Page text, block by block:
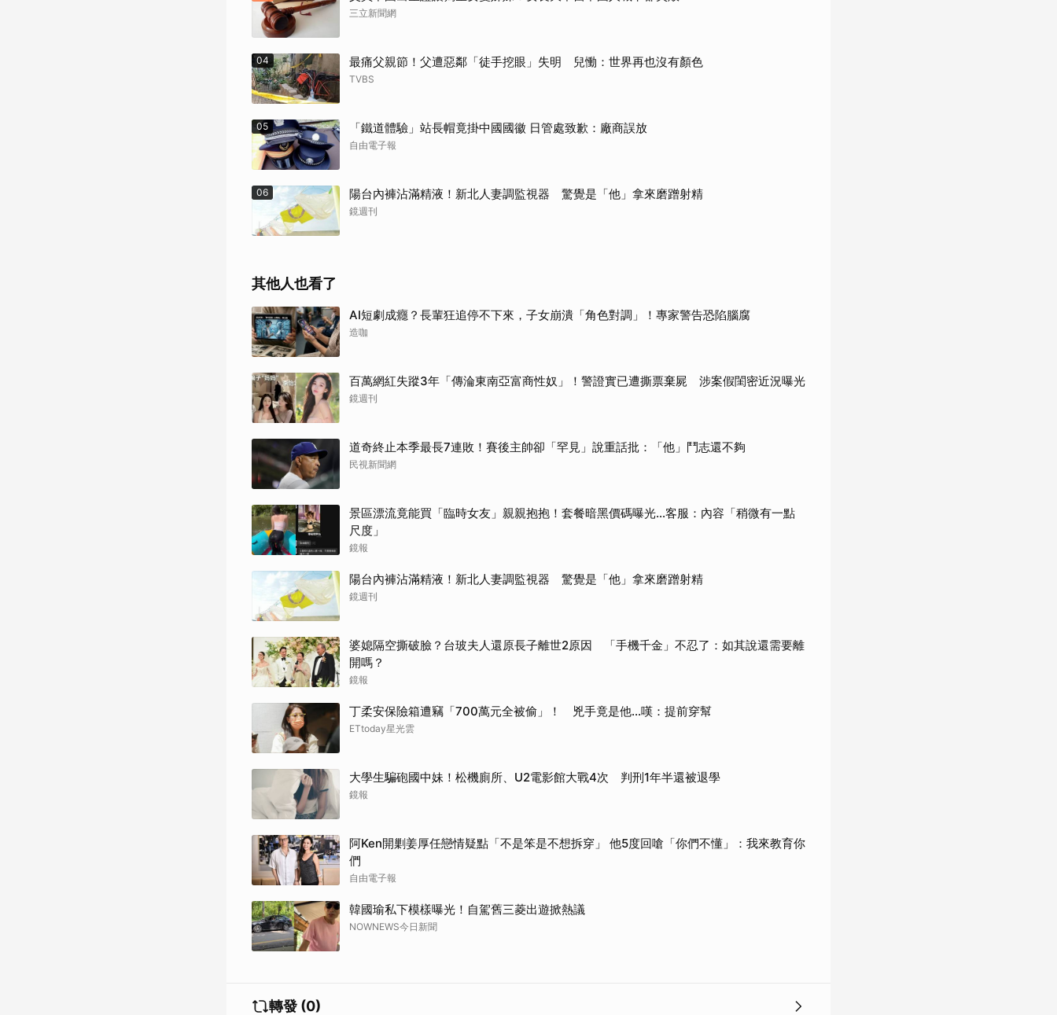
三立新聞網
04 最痛父親節！父遭惡鄰「徒手挖眼」失明 兒慟：世界再也沒有顏色
TVBS
05 「鐵道體驗」站長帽竟掛中國國徽 日管處致歉：廠商誤放
自由電子報
06 陽台內褲沾滿精液！新北人妻調監視器 驚覺是「他」拿來磨蹭射精
鏡週刊
其他人也看了
AI短劇成癮？長輩狂追停不下來，子女崩潰「角色對調」！專家警告恐陷腦腐
造咖
百萬網紅失蹤3年「傳淪東南亞富商性奴」！警證實已遭撕票棄屍 涉案假閨密近況曝光
鏡週刊
道奇終止本季最長7連敗！賽後主帥卻「罕見」說重話批：「他」鬥志還不夠
民視新聞網
景區漂流竟能買「臨時女友」親親抱抱！套餐暗黑價碼曝光…客服：內容「稍微有一點
尺度」
鏡報
陽台內褲沾滿精液！新北人妻調監視器 驚覺是「他」拿來磨蹭射精
鏡週刊
婆媳隔空撕破臉？台玻夫人還原長子離世2原因 「手機千金」不忍了：如其說還需要離
開嗎？
鏡報
丁柔安保險箱遭竊「700萬元全被偷」！ 兇手竟是他...嘆：提前穿幫
ETtoday星光雲
大學生騙砲國中妹！松機廁所、U2電影館大戰4次 判刑1年半還被退學
鏡報
阿Ken開剿姜厚任戀情疑點「不是笨是不想拆穿」 他5度回嗆「你們不懂」：我來教育你
們
自由電子報
韓國瑜私下模樣曝光！自駕舊三菱出遊掀熱議
NOWNEWS今日新聞
轉發 (0)